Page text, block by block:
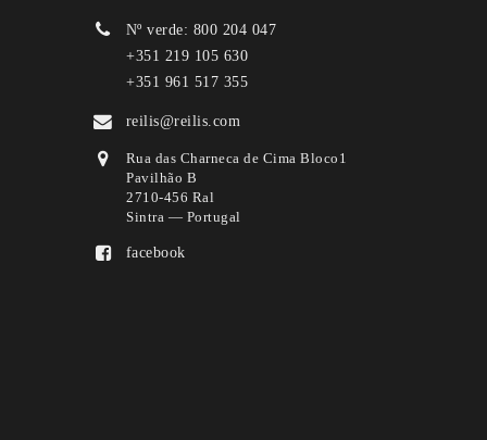
Nº verde: 800 204 047
+351 219 105 630
+351 961 517 355
reilis@reilis.com
Rua das Charneca de Cima Bloco1
Pavilhão B
2710-456 Ral
Sintra — Portugal
facebook